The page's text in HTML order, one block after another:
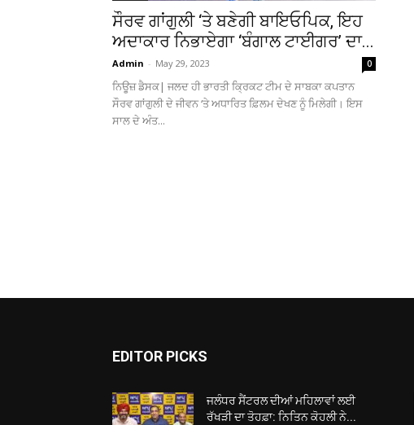
ਸੌਰਵ ਗਾਂਗੁਲੀ ‘ਤੇ ਬਣੇਗੀ ਬਾਇਓਪਿਕ, ਇਹ
ਅਦਾਕਾਰ ਨਿਭਾਏਗਾ ‘ਬੰਗਾਲ ਟਾਈਗਰ’ ਦਾ...
Admin - May 29, 2023 0
ਨਿਊਜ਼ ਡੈਸਕ| ਜਲਦ ਹੀ ਭਾਰਤੀ ਕ੍ਰਿਕਟ ਟੀਮ ਦੇ ਸਾਬਕਾ ਕਪਤਾਨ
ਸੌਰਵ ਗਾਂਗੁਲੀ ਦੇ ਜੀਵਨ ‘ਤੇ ਅਧਾਰਿਤ ਫ਼ਿਲਮ ਦੇਖਣ ਨੂੰ ਮਿਲੇਗੀ। ਇਸ
ਸਾਲ ਦੇ ਅੰਤ...
EDITOR PICKS
ਜਲੰਧਰ ਸੈਂਟਰਲ ਦੀਆਂ ਮਹਿਲਾਵਾਂ ਲਈ
ਰੱਖੜੀ ਦਾ ਤੋਹਫ਼ਾ: ਨਿਤਿਨ ਕੋਹਲੀ ਨੇ...